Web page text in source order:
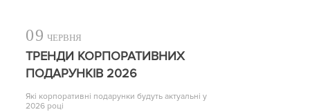
09 ЧЕРВНЯ
ТРЕНДИ КОРПОРАТИВНИХ
ПОДАРУНКІВ 2026
Які корпоративні подарунки будуть актуальні у
2026 році